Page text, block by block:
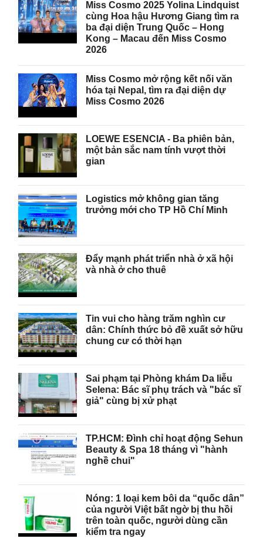
Miss Cosmo 2025 Yolina Lindquist
cùng Hoa hậu Hương Giang tìm ra
ba đại diện Trung Quốc – Hong
Kong – Macau đến Miss Cosmo
2026
Miss Cosmo mở rộng kết nối văn
hóa tại Nepal, tìm ra đại diện dự
Miss Cosmo 2026
LOEWE ESENCIA - Ba phiên bản,
một bản sắc nam tính vượt thời
gian
Logistics mở không gian tăng
trưởng mới cho TP Hồ Chí Minh
Đẩy mạnh phát triển nhà ở xã hội
và nhà ở cho thuê
Tin vui cho hàng trăm nghìn cư
dân: Chính thức bỏ đề xuất sở hữu
chung cư có thời hạn
Sai phạm tại Phòng khám Da liễu
Selena: Bác sĩ phụ trách và "bác sĩ
giả" cùng bị xử phạt
TP.HCM: Đình chỉ hoạt động Sehun
Beauty & Spa 18 tháng vì "hành
nghề chui"
Nóng: 1 loại kem bôi da “quốc dân”
của người Việt bất ngờ bị thu hồi
trên toàn quốc, người dùng cần
kiểm tra ngay